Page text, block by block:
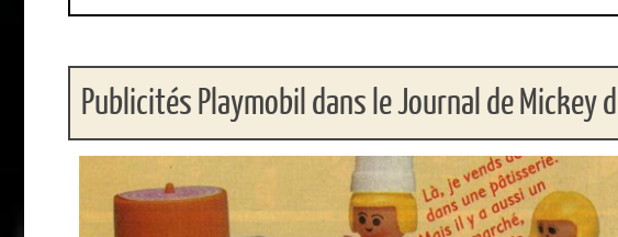
Publicités Playmobil dans le Journal de Mickey